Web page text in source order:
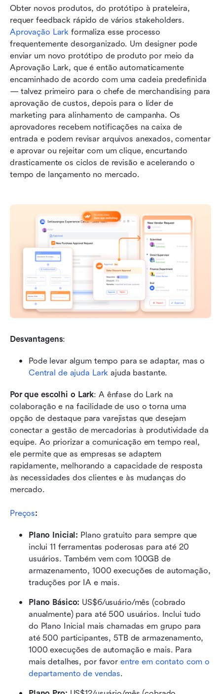
Obter novos produtos, do protótipo à prateleira,
Aprovação Lark formaliza esse processo
frequentemente desorganizado. Um designer pode
enviar um novo protótipo de produto por meio da
Aprovação Lark, que é então automaticamente
encaminhado de acordo com uma cadeia predefinida
— talvez primeiro para o chefe de merchandising para
aprovação de custos, depois para o líder de
marketing para alinhamento de campanha. Os
aprovadores recebem notificações na caixa de
entrada e podem revisar arquivos anexados, comentar
e aprovar ou rejeitar com um clique, encurtando
drasticamente os ciclos de revisão e acelerando o
tempo de lançamento no mercado.
Desvantagens:
Central de ajuda Lark ajuda bastante.
Por que escolhi o Lark: A ênfase do Lark na
colaboração e na facilidade de uso o torna uma
opção de destaque para varejistas que desejam
conectar a gestão de mercadorias à produtividade da
equipe. Ao priorizar a comunicação em tempo real,
ele permite que as empresas se adaptem
rapidamente, melhorando a capacidade de resposta
às necessidades dos clientes e às mudanças do
mercado.
Preços:
Plano Inicial: Plano gratuito para sempre que
inclui 11 ferramentas poderosas para até 20
usuários. Também vem com 100GB de
armazenamento, 1000 execuções de automação,
traduções por IA e mais.
Plano Básico: US$6/usuário/mês (cobrado
anualmente) para até 500 usuários. Inclui tudo
do Plano Inicial mais chamadas em grupo para
até 500 participantes, 5TB de armazenamento,
1000 execuções de automação e mais. Para
mais detalhes, por favor entre em contato com o
departamento de vendas.